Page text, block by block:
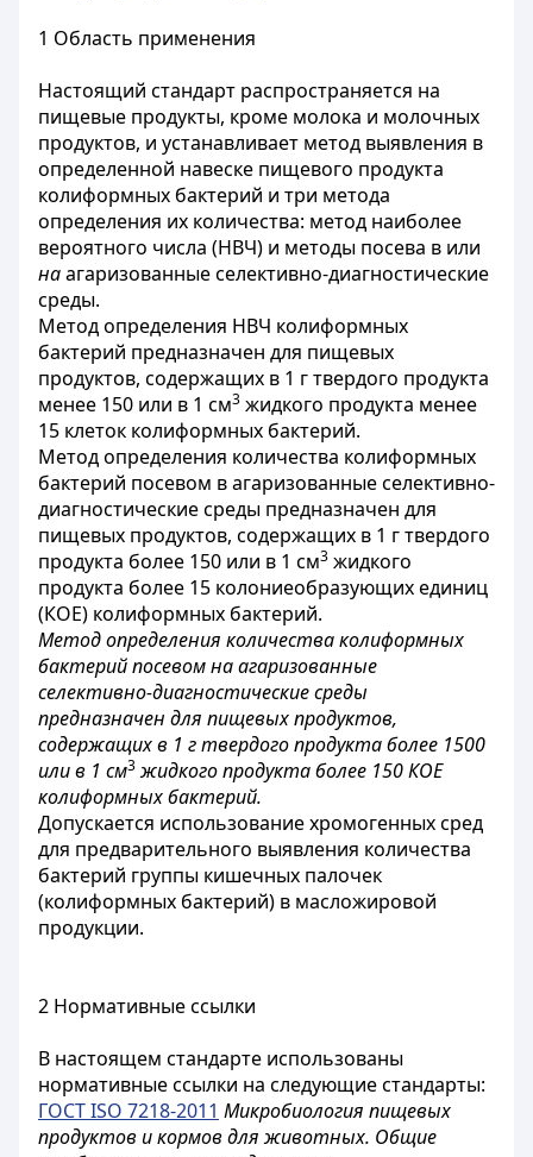
1 Область применения
Настоящий стандарт распространяется на
пищевые продукты, кроме молока и молочных
продуктов, и устанавливает метод выявления в
определенной навеске пищевого продукта
колиформных бактерий и три метода
определения их количества: метод наиболее
вероятного числа (НВЧ) и методы посева в или
наагаризованные селективно-диагностические
среды.
Метод определения НВЧ колиформных
бактерий предназначен для пищевых
продуктов, содержащих в 1 г твердого продукта
менее 150 или в 1 см3 жидкого продукта менее
15 клеток колиформных бактерий.
Метод определения количества колиформных
бактерий посевом в агаризованные селективно-
диагностические среды предназначен для
пищевых продуктов, содержащих в 1 г твердого
продукта более 150 или в 1 см3 жидкого
продукта более 15 колониеобразующих единиц
(КОЕ) колиформных бактерий.
Метод определения количества колиформных
бактерий посевом на агаризованные
селективно-диагностические среды
предназначен для пищевых продуктов,
содержащих в 1 г твердого продукта более 1500
или в 1 см3 жидкого продукта более 150 КОЕ
колиформных бактерий.
Допускается использование хромогенных сред
для предварительного выявления количества
бактерий группы кишечных палочек
(колиформных бактерий) в масложировой
продукции.
2 Нормативные ссылки
В настоящем стандарте использованы
нормативные ссылки на следующие стандарты:
ГОСТ ISO 7218-2011 Микробиология пищевых
продуктов и кормов для животных. Общие